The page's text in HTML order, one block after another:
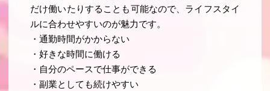
だけ働いたりすることも可能なので、ライフスタイ
ルに合わせやすいのが魅力です。
・通勤時間がかからない
・好きな時間に働ける
・自分のペースで仕事ができる
・副業としても続けやすい